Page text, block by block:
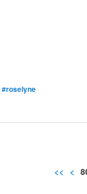
#roselyne
<< <